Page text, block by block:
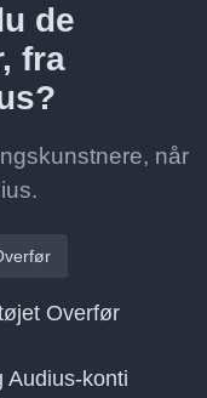
de
fra
når
Overfør
Audius-konti